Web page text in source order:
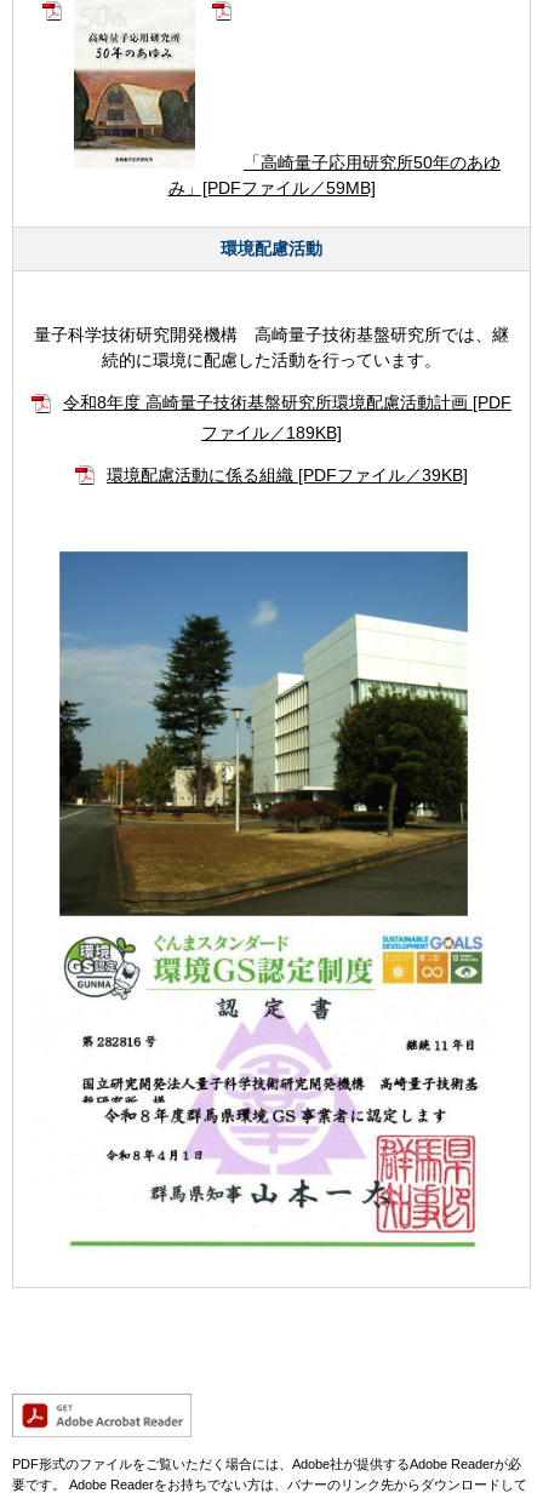
「高崎量子応用研究所50年のあゆ
み」[PDFファイル／59MB]
環境配慮活動
量子科学技術研究開発機構 高崎量子技術基盤研究所では、継
続的に環境に配慮した活動を行っています。
令和8年度 高崎量子技術基盤研究所環境配慮活動計画 [PDF
ファイル／189KB]
環境配慮活動に係る組織 [PDFファイル／39KB]
PDF形式のファイルをご覧いただく場合には、Adobe社が提供するAdobe Readerが必
要です。
Adobe Readerをお持ちでない方は、バナーのリンク先からダウンロードして